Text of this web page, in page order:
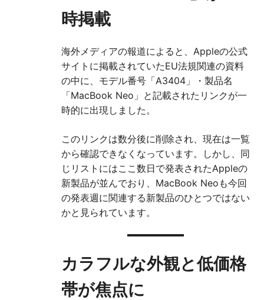
時掲載
海外メディアの報道によると、Appleの公式
サイトに掲載されていたEU法規関連の資料
の中に、モデル番号「A3404」・製品名
「MacBook Neo」と記載されたリンクが一
時的に出現しました。
このリンクは数分後に削除され、現在は一覧
から確認できなくなっています。しかし、同
じリストにはここ数日で発表されたAppleの
新製品が並んでおり、MacBook Neoも今回
の発表週に関連する新製品のひとつではない
かと見られています。
カラフルな外観と低価格
帯が焦点に